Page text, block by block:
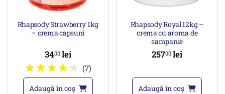
Rhapsody Strawberry 1kg
– crema capsuni
3400 lei
(7)
Adaugă în coș
Rhapsody Royal 12kg –
crema cu aroma de
sampanie
25700lei
Adaugă în coș